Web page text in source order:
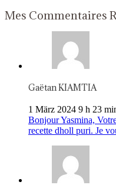
Mes Commentaires
Gaëtan KIAMTIA
1 März 2024 9 h 23
Bonjour Yasmina,
recette dholl puri. Je